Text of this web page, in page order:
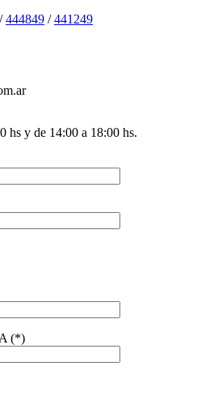
/444849 /441249
hs y de 14:00 a 18:00 hs.
(*)